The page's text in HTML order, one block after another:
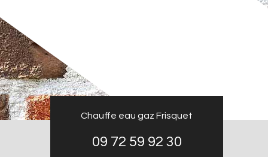
Chauffe eau gaz Frisquet
09 72 59 92 30